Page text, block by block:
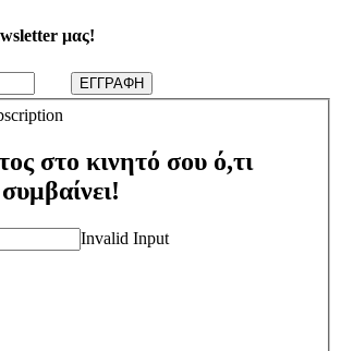
μας!
στο κινητό σου ό,τι
Invalid Input